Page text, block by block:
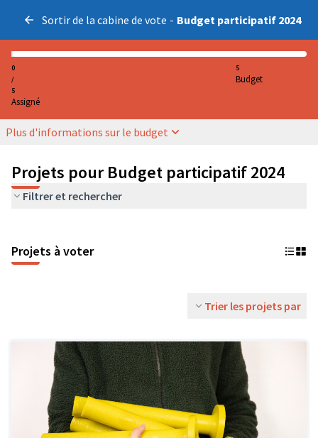
Sortir de la cabine de vote - Budget participatif 2024
0
/
5
Assigné
5
Budget
Plus d'informations sur le budget
Projets pour Budget participatif 2024
Filtrer et rechercher
Projets à voter
Trier les projets par